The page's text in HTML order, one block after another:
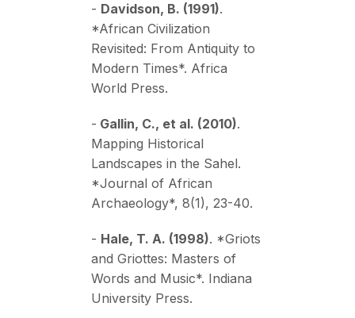
- Davidson, B. (1991).
*African Civilization
Revisited: From Antiquity to
Modern Times*. Africa
World Press.
- Gallin, C., et al. (2010).
Mapping Historical
Landscapes in the Sahel.
*Journal of African
Archaeology*, 8(1), 23-40.
- Hale, T. A. (1998). *Griots
and Griottes: Masters of
Words and Music*. Indiana
University Press.